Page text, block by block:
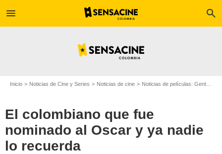
menu search
Inicio Noticias de Cine y Series Noticias de cine Noticias de películas: Gente
El colombiano que fue
nominado al Oscar y ya nadie
lo recuerda